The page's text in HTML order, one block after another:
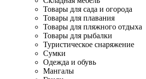
Товары для сада и огорода
Товары для плавания
Товары для пляжного отдыха
Товары для рыбалки
Туристическое снаряжение
Сумки
Одежда и обувь
Мангалы